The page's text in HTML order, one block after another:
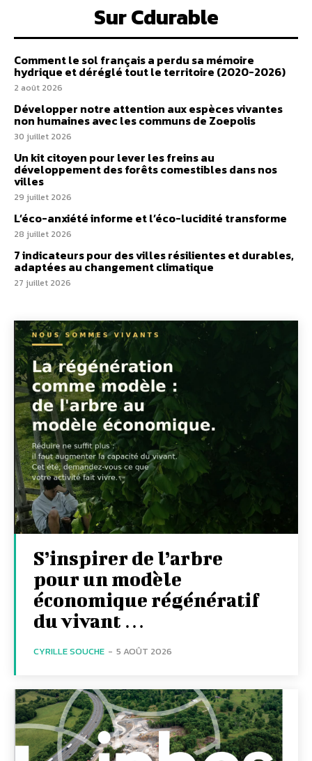
Sur Cdurable
Comment le sol français a perdu sa mémoire
hydrique et déréglé tout le territoire (2020-2026)
2 août 2026
Développer notre attention aux espèces vivantes
non humaines avec les communs de Zoepolis
30 juillet 2026
Un kit citoyen pour lever les freins au
développement des forêts comestibles dans nos
villes
29 juillet 2026
L’éco-anxiété informe et l’éco-lucidité transforme
28 juillet 2026
7 indicateurs pour des villes résilientes et durables,
adaptées au changement climatique
27 juillet 2026
S’inspirer de l’arbre
pour un modèle
économique régénératif
du vivant …
CYRILLE SOUCHE - 5 AOÛT 2026